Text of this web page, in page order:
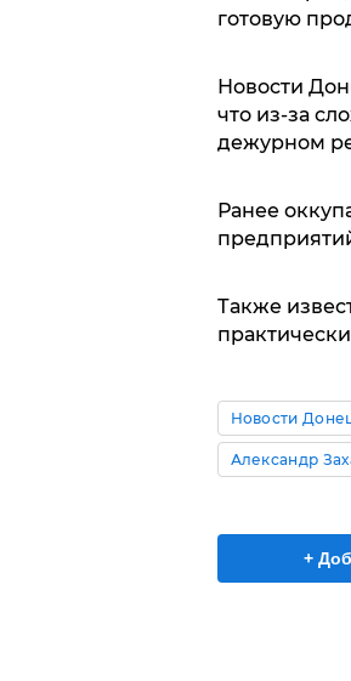
готовую
Новости
что из-за
дежурном
Ранее
Также
практически
Новости
Александр
+